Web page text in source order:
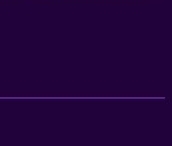
A3 entfernt. Reggio